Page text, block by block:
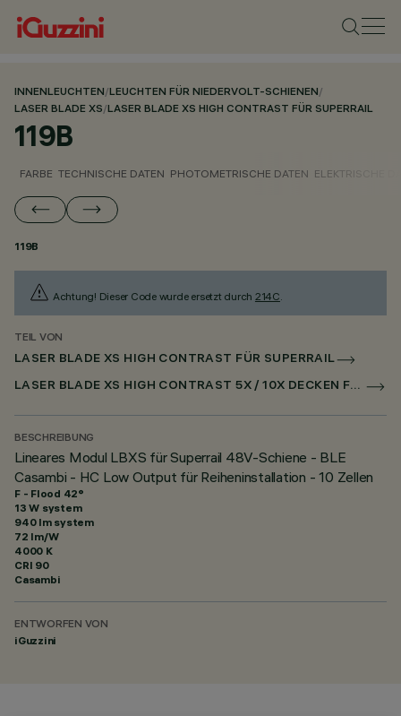
INNENLEUCHTEN/LEUCHTEN FÜR NIEDERVOLT-SCHIENEN/
LASER BLADE XS/LASER BLADE XS HIGH CONTRAST FÜR SUPERRAIL
119B
FARBE TECHNISCHE DATEN PHOTOMETRISCHE DATEN ELEKTRISCHE
119B
Achtung! Dieser Code wurde ersetzt durch 214C.
TEIL VON
LASER BLADE XS HIGH CONTRAST FÜR SUPERRAIL
LASER BLADE XS HIGH CONTRAST 5X / 10X DECKEN FÜR SUPERRAIL CASAMBI
BESCHREIBUNG
Lineares Modul LBXS für Superrail 48V-Schiene - BLE
Casambi - HC Low Output für Reiheninstallation - 10 Zellen
F - Flood 42°
13 W system
940 lm system
72 lm/W
4000 K
CRI 90
Casambi
ENTWORFEN VON
iGuzzini